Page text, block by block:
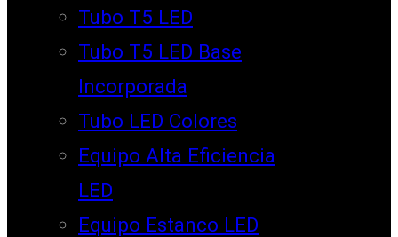
Tubo T5 LED
Tubo T5 LED Base
Incorporada
Tubo LED Colores
Equipo Alta Eficiencia
LED
Equipo Estanco LED